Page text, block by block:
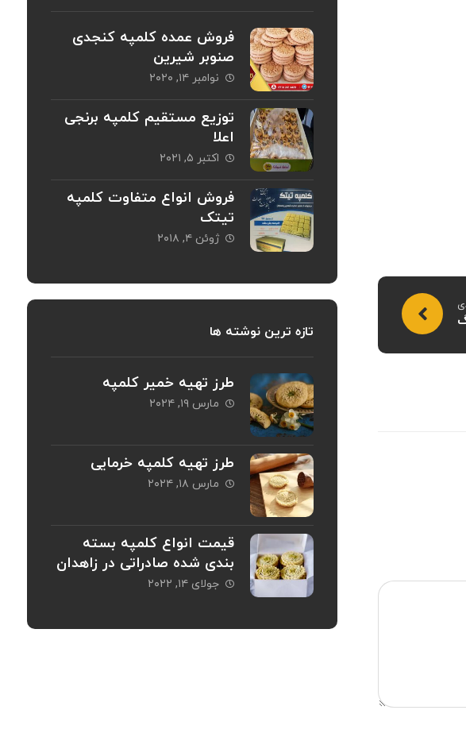
فروش عمده کلمپه کنجدی
صنوبر شیرین
نوامبر ۱۴, ۲۰۲۰
توزیع مستقیم کلمپه برنجی
اعلا
اکتبر ۵, ۲۰۲۱
فروش انواع متفاوت کلمپه
تیتک
ژوئن ۴, ۲۰۱۸
تازه ترین نوشته ها
طرز تهیه خمیر کلمپه
مارس ۱۹, ۲۰۲۴
طرز تهیه کلمپه خرمایی
مارس ۱۸, ۲۰۲۴
قیمت انواع کلمپه بسته
بندی شده صادراتی در زاهدان
جولای ۱۴, ۲۰۲۲